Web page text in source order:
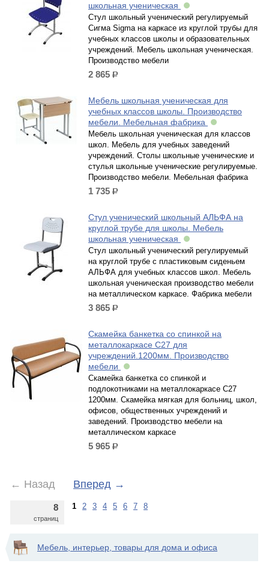
школьная ученическая
Стул школьный ученический регулируемый
Сигма Sigma на каркасе из круглой трубы для
учебных классов школы и образовательных
учреждений. Мебель школьная ученическая.
Производство мебели
2 865 р.
Мебель школьная ученическая для
учебных классов школы. Производство
мебели. Мебельная фабрика
Мебель школьная ученическая для классов
школ. Мебель для учебных заведений
учреждений. Столы школьные ученические и
стулья школьные ученические регулируемые.
Производство мебели. Мебельная фабрика
1 735 р.
Стул ученический школьный АЛЬФА на
круглой трубе для школы. Мебель
школьная ученическая
Стул школьный ученический регулируемый
на круглой трубе с пластиковым сиденьем
АЛЬФА для учебных классов школ. Мебель
школьная ученическая производство мебели
на металлическом каркасе. Фабрика мебели
3 865 р.
Скамейка банкетка со спинкой на
металлокаркасе С27 для
учреждений.1200мм. Производство
мебели
Скамейка банкетка со спинкой и
подлокотниками на металлокаркасе С27
1200мм. Скамейка мягкая для больниц, школ,
офисов, общественных учреждений и
заведений. Производство мебели на
металлическом каркасе
5 965 р.
← Назад Вперед →
8
страниц
1 2 3 4 5 6 7 8
Мебель, интерьер, товары для дома и офиса